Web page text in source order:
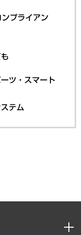
プライアン
ツ・スマート
テム